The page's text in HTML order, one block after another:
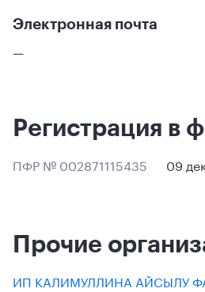
Электронная почта
—
Регистрация в
ПФР № 002871115435 09
Прочие
ИП КАЛИМУЛЛИНА АЙСЫЛУ